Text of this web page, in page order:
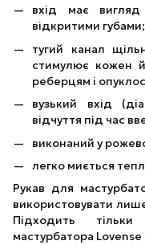
вхід має
відкритими губами;
тугий канал
стимулює кожен
реберцям і
вузький вхід
відчуття під час
виконаний у
легко миється
Рукав для
використовувати
Підходить
мастурбатора Lovense